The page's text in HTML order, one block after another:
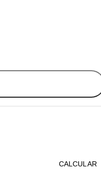
CALCULAR